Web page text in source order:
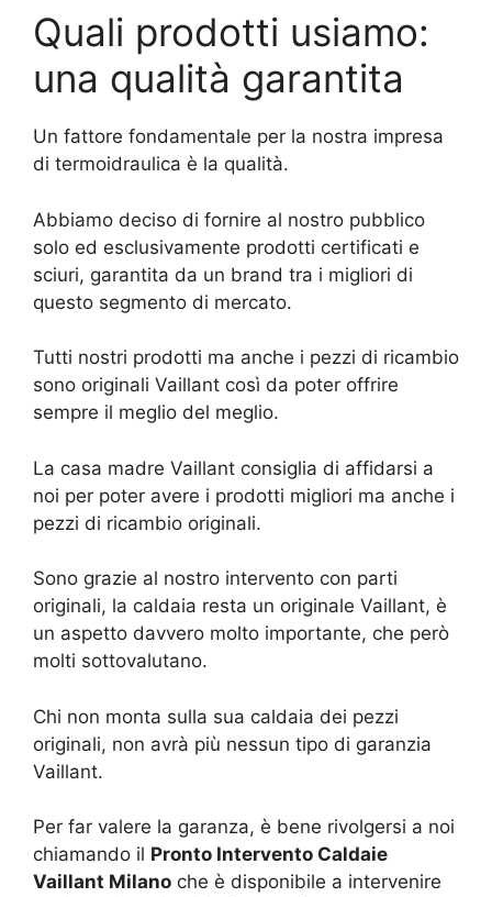
Quali prodotti usiamo:
una qualità garantita
Un fattore fondamentale per la nostra impresa
di termoidraulica è la qualità.
Abbiamo deciso di fornire al nostro pubblico
solo ed esclusivamente prodotti certificati e
sciuri, garantita da un brand tra i migliori di
questo segmento di mercato.
Tutti nostri prodotti ma anche i pezzi di ricambio
sono originali Vaillant così da poter offrire
sempre il meglio del meglio.
La casa madre Vaillant consiglia di affidarsi a
noi per poter avere i prodotti migliori ma anche i
pezzi di ricambio originali.
Sono grazie al nostro intervento con parti
originali, la caldaia resta un originale Vaillant, è
un aspetto davvero molto importante, che però
molti sottovalutano.
Chi non monta sulla sua caldaia dei pezzi
originali, non avrà più nessun tipo di garanzia
Vaillant.
Per far valere la garanza, è bene rivolgersi a noi
chiamando il Pronto Intervento Caldaie
Vaillant Milano che è disponibile a intervenire